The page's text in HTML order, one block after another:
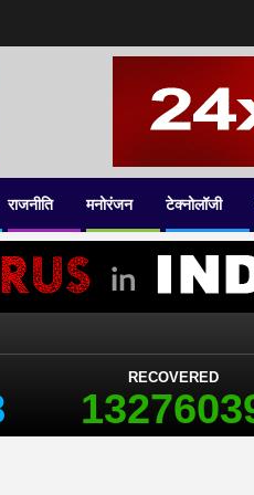
राजनीति मनोरंजन टेक्नोलॉजी